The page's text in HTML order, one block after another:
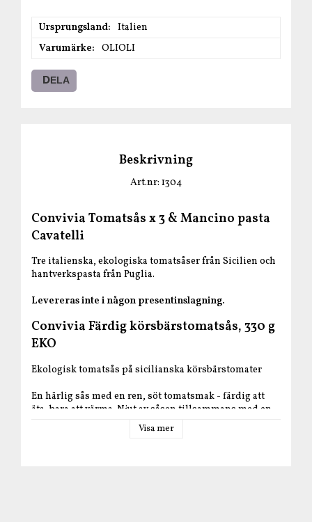
Ursprungsland
Italien
Varumärke
OLIOLI
DELA
Beskrivning
Art.nr: 1304
Convivia Tomatsås x 3 & Mancino pasta
Cavatelli
Tre italienska, ekologiska tomatsåser från Sicilien och
hantverkspasta från Puglia.
Levereras inte i någon presentinslagning.
Convivia Färdig körsbärstomatsås, 330 g
EKO
Ekologisk tomatsås på sicilianska körsbärstomater
En härlig sås med en ren, söt tomatsmak - färdig att
äta, bara att värma. Njut av såsen tillsammans med en
god pasta eller använd som pizzasås.
Visa mer